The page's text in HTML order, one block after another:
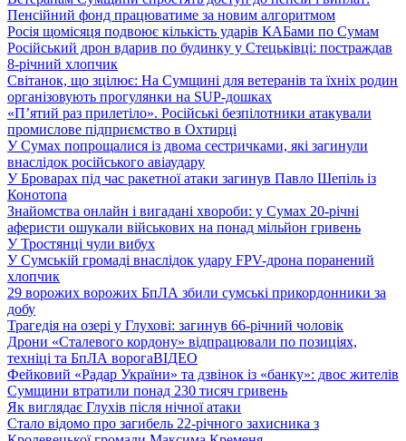
Пенсійний фонд працюватиме за новим алгоритмом
Росія щомісяця подвоює кількість ударів КАБами по Сумам
Російський дрон вдарив по будинку у Стецьківці: постраждав
8-річний хлопчик
Світанок, що зцілює: На Сумщині для ветеранів та їхніх родин
організовують прогулянки на SUP-дошках
«П’ятий раз прилетіло». Російські безпілотники атакували
промислове підприємство в Охтирці
У Сумах попрощалися із двома сестричками, які загинули
внаслідок російського авіаудару
У Броварах під час ракетної атаки загинув Павло Шепіль із
Конотопа
Знайомства онлайн і вигадані хвороби: у Сумах 20-річні
аферисти ошукали військових на понад мільйон гривень
У Тростянці чули вибух
У Сумській громаді внаслідок удару FPV-дрона поранений
хлопчик
29 ворожих ворожих БпЛА збили сумські прикордонники за
добу
Трагедія на озері у Глухові: загинув 66-річний чоловік
Дрони «Сталевого кордону» відпрацювали по позиціях,
техніці та БпЛА ворогаВІДЕО
Фейковий «Радар України» та дзвінок із «банку»: двоє жителів
Сумщини втратили понад 230 тисяч гривень
Як виглядає Глухів після нічної атаки
Стало відомо про загибель 22-річного захисника з